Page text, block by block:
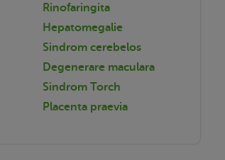
Rinofaringita
Hepatomegalie
Sindrom cerebelos
Degenerare maculara
Sindrom Torch
Placenta praevia